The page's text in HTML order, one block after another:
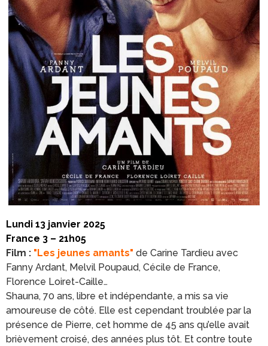
Lundi 13 janvier 2025
France 3 – 21h05
Film : "Les jeunes amants" de Carine Tardieu avec
Fanny Ardant, Melvil Poupaud, Cécile de France,
Florence Loiret-Caille…
Shauna, 70 ans, libre et indépendante, a mis sa vie
amoureuse de côté. Elle est cependant troublée par la
présence de Pierre, cet homme de 45 ans qu’elle avait
brièvement croisé, des années plus tôt. Et contre toute